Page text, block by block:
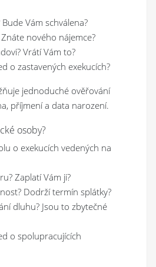
Vám schválena?
nového nájemce?
Vrátí Vám to?
o zastavených exekucích?
jednoduché ověřování
příjmení a data narození.
osoby?
o exekucích vedených na
Zaplatí Vám ji?
Dodrží termín splátky?
dluhu? Jsou to zbytečné
o spolupracujících